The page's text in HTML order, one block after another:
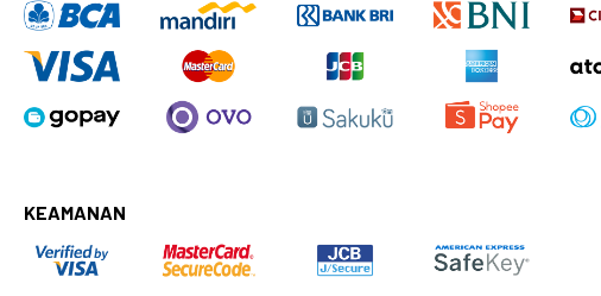
KEAMANAN